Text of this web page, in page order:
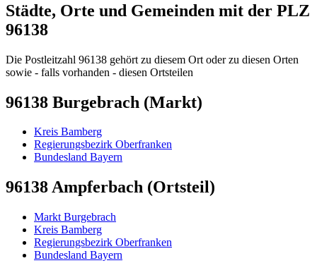
Städte, Orte und Gemeinden mit der PLZ
96138
Die Postleitzahl 96138 gehört zu diesem Ort oder zu diesen Orten
sowie - falls vorhanden - diesen Ortsteilen
96138 Burgebrach (Markt)
Kreis Bamberg
Regierungsbezirk Oberfranken
Bundesland Bayern
96138 Ampferbach (Ortsteil)
Markt Burgebrach
Kreis Bamberg
Regierungsbezirk Oberfranken
Bundesland Bayern